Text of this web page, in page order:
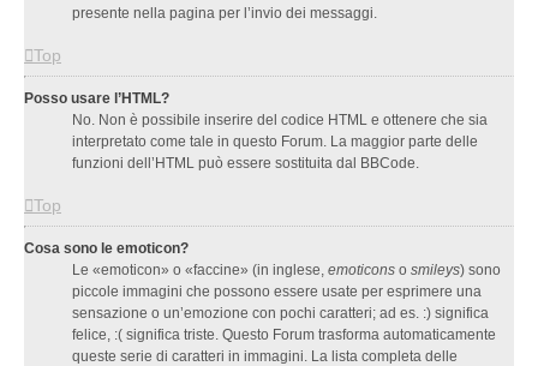
presente nella pagina per l’invio dei messaggi.
Top
Posso usare l’HTML?
No. Non è possibile inserire del codice HTML e ottenere che sia
interpretato come tale in questo Forum. La maggior parte delle
funzioni dell’HTML può essere sostituita dal BBCode.
Top
Cosa sono le emoticon?
Le «emoticon» o «faccine» (in inglese, emoticons o smileys) sono
piccole immagini che possono essere usate per esprimere una
sensazione o un’emozione con pochi caratteri; ad es. :) significa
felice, :( significa triste. Questo Forum trasforma automaticamente
queste serie di caratteri in immagini. La lista completa delle